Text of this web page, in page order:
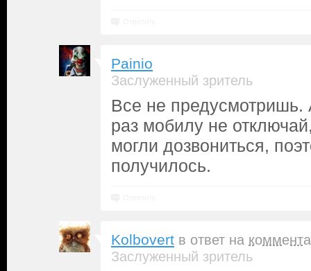
Painio
Заслуженный зритель
Все не
раз мобилу не
могли дозвониться,
получилось.
Kolbovert в ответ на
Заслуженный зритель